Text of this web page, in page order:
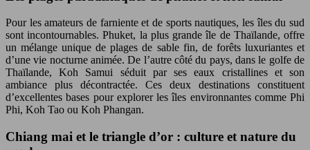
Pour les amateurs de farniente et de sports nautiques, les îles du sud
sont incontournables. Phuket, la plus grande île de Thaïlande, offre
un mélange unique de plages de sable fin, de forêts luxuriantes et
d’une vie nocturne animée. De l’autre côté du pays, dans le golfe de
Thaïlande, Koh Samui séduit par ses eaux cristallines et son
ambiance plus décontractée. Ces deux destinations constituent
d’excellentes bases pour explorer les îles environnantes comme Phi
Phi, Koh Tao ou Koh Phangan.
Chiang mai et le triangle d’or : culture et nature du